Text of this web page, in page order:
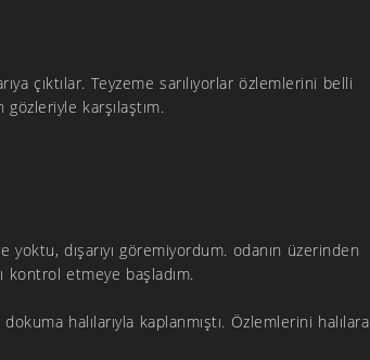
çıktılar. Teyzeme sarılıyorlar özlemlerini belli
karşılaştım.
yoktu, dışarıyı göremiyordum. odanın üzerinden
kontrol etmeye başladım.
halılarıyla kaplanmıştı. Özlemlerini halılara